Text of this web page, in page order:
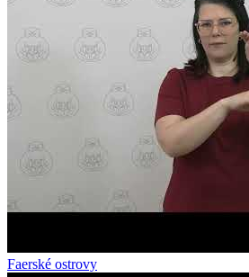
Faerské ostrovy